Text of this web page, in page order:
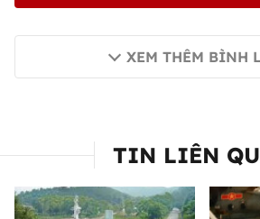
XEM THÊM BÌNH
TIN LIÊN